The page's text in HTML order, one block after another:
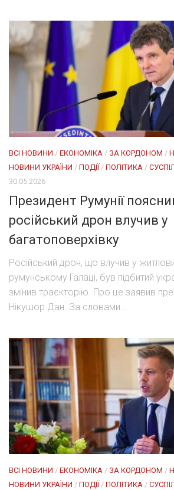
ВСІ НОВИНИ / ЕКОНОМІКА / ЗА КОРДОНОМ /
НОВИНИ УКРАЇНИ / ПОДІЇ / ПОЛІТИКА /
30.05.2026
Президент Румунії
російський дрон влучив у
багатоповерхівку
Російський дрон, що влучив у
румунському Галаці, був підбитий
змінив траєкторію. Про це заявив
Нікушор Дан. За словами...
ВСІ НОВИНИ / ЕКОНОМІКА / ЗА КОРДОНОМ /
НОВИНИ УКРАЇНИ / ПОДІЇ / ПОЛІТИКА /